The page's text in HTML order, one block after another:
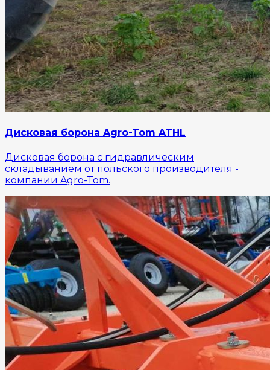
Дисковая борона Agro-Tom ATHL
Дисковая борона с гидравлическим
складыванием от польского производителя -
компании Agro-Tom.